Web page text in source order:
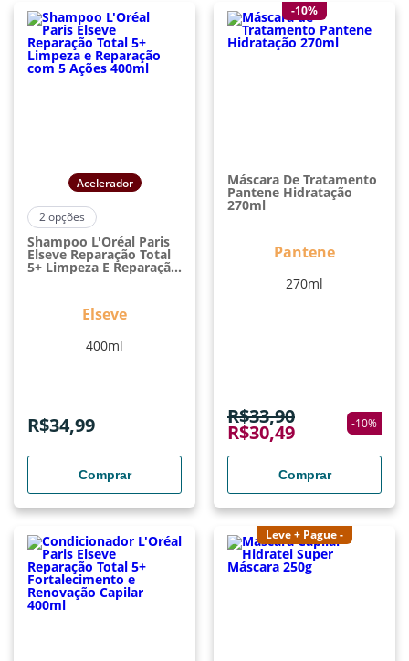
Acelerador
2opções
Shampoo L'Oréal Paris
Elseve Reparação Total
5+ Limpeza E Reparação
Com 5 Ações 400ml
Elseve
400ml
R$34,99
Comprar
-10%
Máscara De Tratamento
Pantene Hidratação
270ml
Pantene
270ml
R$33,90
R$30,49 -10%
Comprar
Leve + Pague -